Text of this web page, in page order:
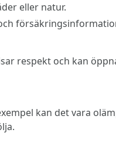
eller natur.
respekt och kan
kan det vara